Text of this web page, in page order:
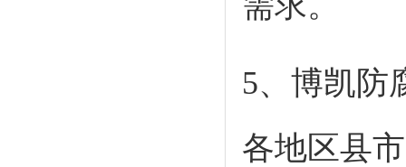
5、博凯防
各地区县